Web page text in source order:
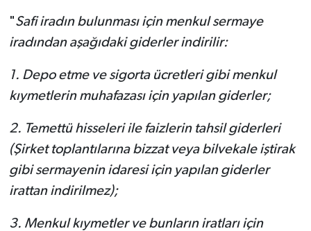
"Safi iradın bulunması için menkul sermaye
iradından aşağıdaki giderler indirilir:
1. Depo etme ve sigorta ücretleri gibi menkul
kıymetlerin muhafazası için yapılan giderler;
2. Temettü hisseleri ile faizlerin tahsil giderleri
(Şirket toplantılarına bizzat veya bilvekale iştirak
gibi sermayenin idaresi için yapılan giderler
irattan indirilmez);
3. Menkul kıymetler ve bunların iratları için